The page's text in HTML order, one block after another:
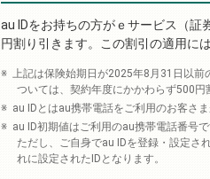
au IDをお持ちの方がｅサービス（
円割り引きます。この割引の適用に
上記は保険始期日が2025年8月31日以
ついては、契約年度にかかわらず500円
au IDとはau携帯電話をご利用のお客さ
au ID初期値はご利用のau携帯電話番号で
ただし、ご自身でau IDを登録・設定さ
れに設定されたIDとなります。